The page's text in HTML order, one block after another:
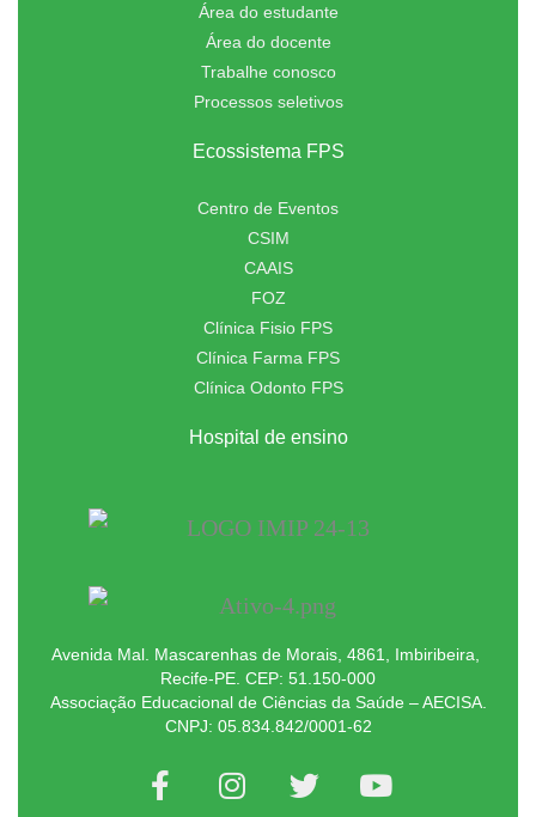
Área do estudante
Área do docente
Trabalhe conosco
Processos seletivos
Ecossistema FPS
Centro de Eventos
CSIM
CAAIS
FOZ
Clínica Fisio FPS
Clínica Farma FPS
Clínica Odonto FPS
Hospital de ensino
Avenida Mal. Mascarenhas de Morais, 4861, Imbiribeira,
Recife-PE. CEP: 51.150-000
Associação Educacional de Ciências da Saúde – AECISA.
CNPJ: 05.834.842/0001-62